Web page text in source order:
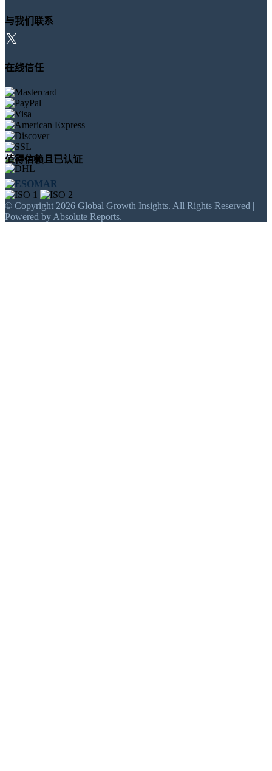
与我们联系
在线信任
值得信赖且已认证
© Copyright 2026 Global Growth Insights. All Rights Reserved |
Powered by Absolute Reports.